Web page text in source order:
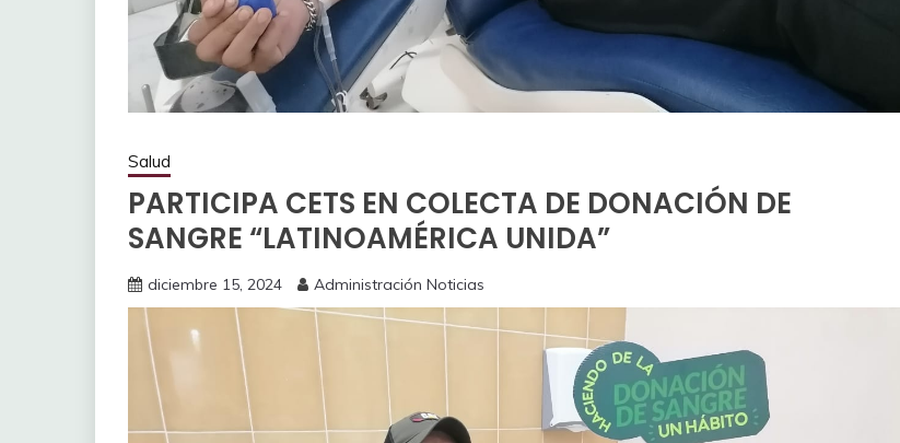
Salud
PARTICIPA CETS EN COLECTA DE DONACIÓN DE
SANGRE “LATINOAMÉRICA UNIDA”
diciembre 15, 2024 Administración Noticias